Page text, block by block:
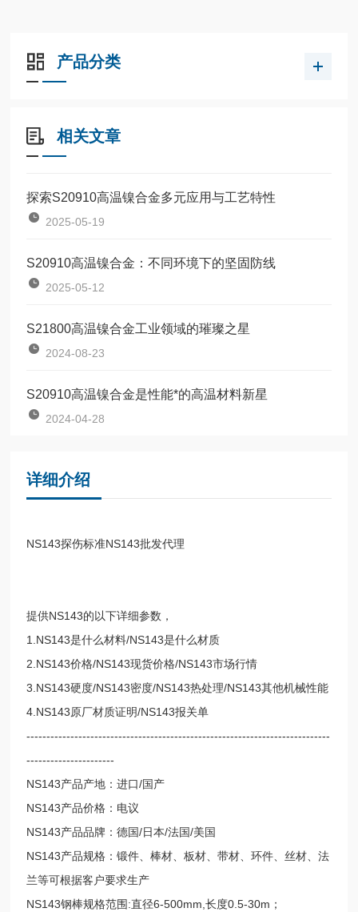
产品分类
相关文章
探索S20910高温镍合金多元应用与工艺特性
2025-05-19
S20910高温镍合金：不同环境下的坚固防线
2025-05-12
S21800高温镍合金工业领域的璀璨之星
2024-08-23
S20910高温镍合金是性能*的高温材料新星
2024-04-28
详细介绍
NS143探伤标准NS143批发代理
提供NS143的以下详细参数，
1.NS143是什么材料/NS143是什么材质
2.NS143价格/NS143现货价格/NS143市场行情
3.NS143硬度/NS143密度/NS143热处理/NS143其他机械性能
4.NS143原厂材质证明/NS143报关单
----------------------------------------------------------------------------
----------------------
NS143产品产地：进口/国产
NS143产品价格：电议
NS143产品品牌：德国/日本/法国/美国
NS143产品规格：锻件、棒材、板材、带材、环件、丝材、法
兰等可根据客户要求生产
NS143钢棒规格范围:直径6-500mm,长度0.5-30m；